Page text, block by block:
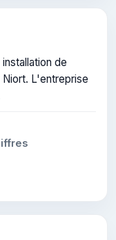
de
L'entreprise